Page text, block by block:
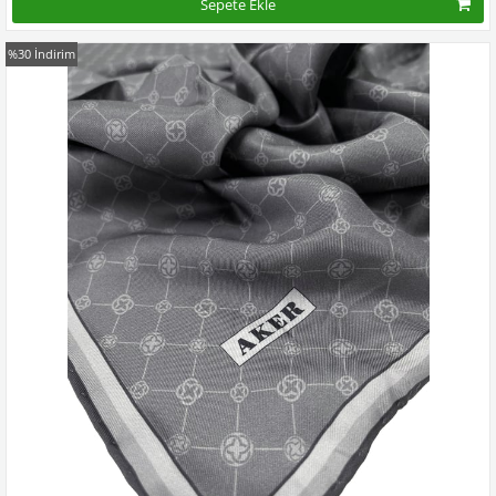
Kampanyadaki tüm modelleri görmek için buraya tıkla
Sepete Ekle
%30 İndirim